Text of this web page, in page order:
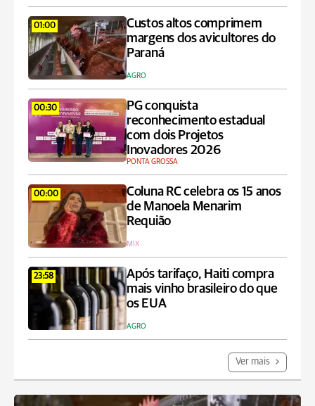
01:00
Custos altos comprimem
margens dos avicultores do
Paraná
AGRO
00:30
PG conquista
reconhecimento estadual
com dois Projetos
Inovadores 2026
PONTA GROSSA
00:00
Coluna RC celebra os 15 anos
de Manoela Menarim
Requião
MIX
23:58
Após tarifaço, Haiti compra
mais vinho brasileiro do que
os EUA
AGRO
Ver mais